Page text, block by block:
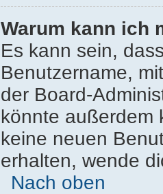
Warum kann ich
Es kann sein,
Benutzername,
der Board-
könnte außerdem
keine neuen
erhalten, wende
Nach oben